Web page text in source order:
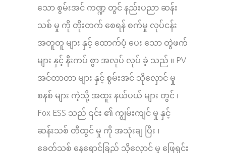
သော စွမ်းအင် ကဏ္ဍ တွင် နည်းပညာ ဆန်း
သစ် မှု ကို တိုးတက် စေရန် စက်မှု လုပ်ငန်း
အတူတူ များ နှင့် ထောက်ပံ့ ပေး သော တွဲဖက်
များ နှင့် နီးကပ် စွာ အလုပ် လုပ် ခဲ့ သည် ။ PV
အင်တာတာ များ နှင့် စွမ်းအင် သိုလှောင် မှု
စနစ် များ ကဲ့သို့ အထူး နယ်ပယ် များ တွင် ၊
Fox ESS သည် ၎င်း ၏ ကျွမ်းကျင် မှု နှင့်
ဆန်းသစ် တီထွင် မှု ကို အသုံးချ ပြီး ၊
ခေတ်သစ် နေရောင်ခြည် သိုလှောင် မှု ဖြေရှင်း